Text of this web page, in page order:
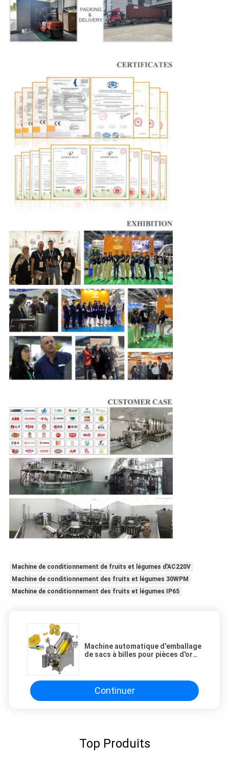
Machine de conditionnement de fruits et légumes d'AC220V
Machine de conditionnement des fruits et légumes 30WPM
Machine de conditionnement des fruits et légumes IP65
Machine automatique d'emballage
de sacs à billes pour pièces d'or
Continuer
Top Produits